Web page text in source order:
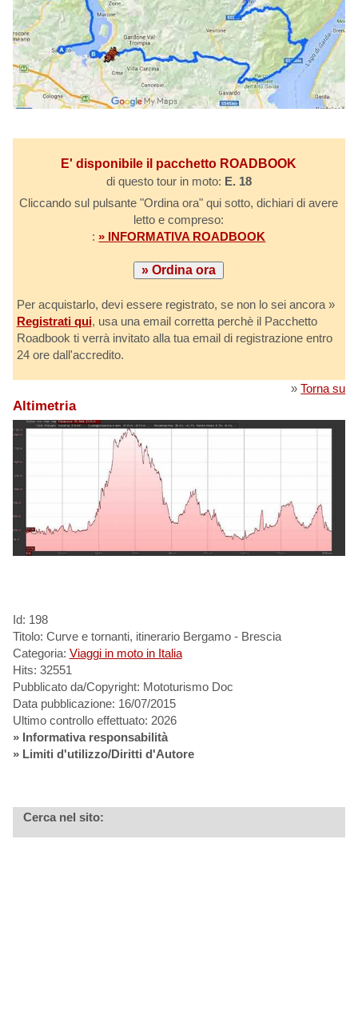
E' disponibile il pacchetto ROADBOOK
di questo tour in moto: E. 18
Cliccando sul pulsante "Ordina ora" qui sotto, dichiari di avere
letto e compreso:
:» INFORMATIVA ROADBOOK
Per acquistarlo, devi essere registrato, se non lo sei ancora »
Registrati qui, usa una email corretta perchè il Pacchetto
Roadbook ti verrà invitato alla tua email di registrazione entro
24 ore dall'accredito.
»Torna su
Altimetria
Id: 198
Titolo: Curve e tornanti, itinerario Bergamo - Brescia
Categoria: Viaggi in moto in Italia
Hits: 32551
Pubblicato da/Copyright: Mototurismo Doc
Data pubblicazione: 16/07/2015
Ultimo controllo effettuato: 2026
» Informativa responsabilità
» Limiti d'utilizzo/Diritti d'Autore
Cerca nel sito: